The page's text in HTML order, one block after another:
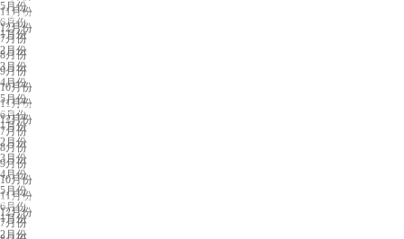
11月份
12月份
5月份
6月份
7月份
8月份
9月份
10月份
11月份
12月份
深圳展会排期
1月份
2月份
3月份
4月份
5月份
6月份
7月份
8月份
9月份
10月份
11月份
12月份
武汉展会排期
1月份
2月份
3月份
4月份
5月份
6月份
7月份
杭州展会排期
1月份
2月份